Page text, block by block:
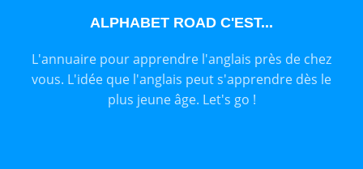
ALPHABET ROAD C'EST...
L'annuaire pour apprendre l'anglais près de chez
vous. L'idée que l'anglais peut s'apprendre dès le
plus jeune âge. Let's go !